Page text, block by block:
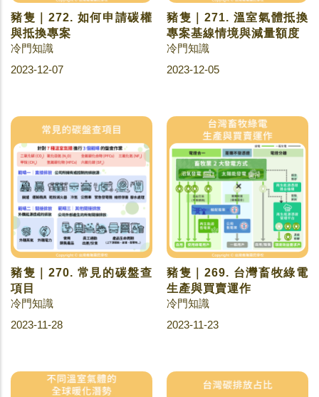
豬隻｜272. 如何申請碳權
與抵換專案
冷門知識
2023-12-07
豬隻｜271. 溫室氣體抵換
專案基線情境與減量額度
冷門知識
2023-12-05
豬隻｜270. 常見的碳盤查
項目
冷門知識
2023-11-28
豬隻｜269. 台灣畜牧綠電
生產與買賣運作
冷門知識
2023-11-23